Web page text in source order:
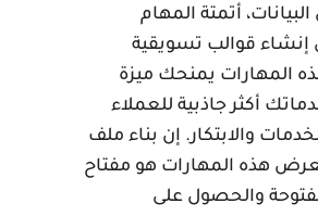
أتمتة المهام
قوالب تسويقية
يمنحك ميزة
أكثر جاذبية للعملاء
والابتكار. إن بناء ملف
المهارات هو مفتاح
والحصول على